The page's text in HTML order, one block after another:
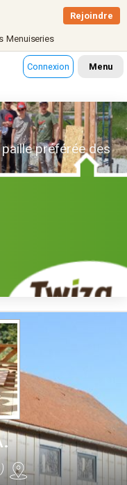
Menuiseries
Rejoindre
Connexion Menu
préférée des